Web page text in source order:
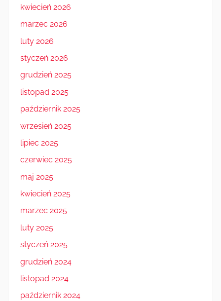
kwiecień 2026
marzec 2026
luty 2026
styczeń 2026
grudzień 2025
listopad 2025
październik 2025
wrzesień 2025
lipiec 2025
czerwiec 2025
maj 2025
kwiecień 2025
marzec 2025
luty 2025
styczeń 2025
grudzień 2024
listopad 2024
październik 2024